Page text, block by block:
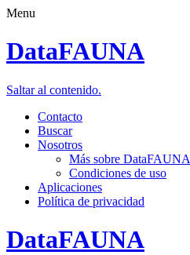
Menu
DataFAUNA
Saltar al contenido.
Contacto
Buscar
Nosotros
Más sobre DataFAUNA
Condiciones de uso
Aplicaciones
Política de privacidad
DataFAUNA